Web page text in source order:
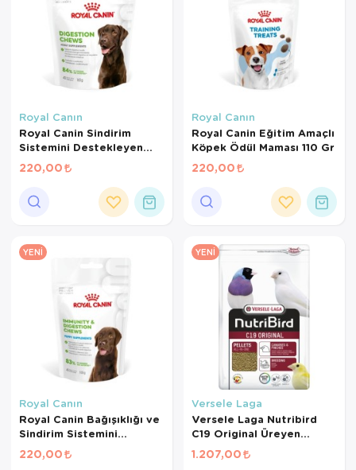
Royal Canın
Royal Canin Sindirim
Sistemini Destekleyen
Tamamlayıcı Yetişkin
Köpek Ödül Maması 160
220,00
Royal Canın
Royal Canin Eğitim Amaçlı
Köpek Ödül Maması 110 Gr
220,00
YENI
Royal Canın
Royal Canin Bağışıklığı ve
Sindirim Sistemini
Destekleyen Tamamlayıcı
Yavru Köpek Ödül Maması
220,00
YENI
Versele Laga
Versele Laga Nutribird
C19 Original Üreyen
Kanaryalar Ve Finçler İçin
1.207,00